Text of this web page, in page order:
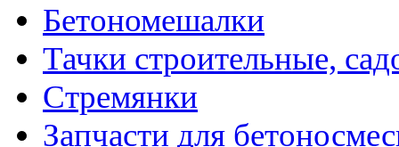
Бетономешалки
Тачки строительные,
Стремянки
Запчасти для